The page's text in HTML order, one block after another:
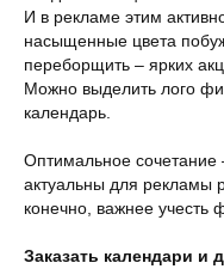
И в рекламе этим
насыщенные цвета
переборщить – ярких
Можно выделить лого
календарь.
Оптимальное
актуальны для рекламы
конечно, важнее учесть
Заказать календари и